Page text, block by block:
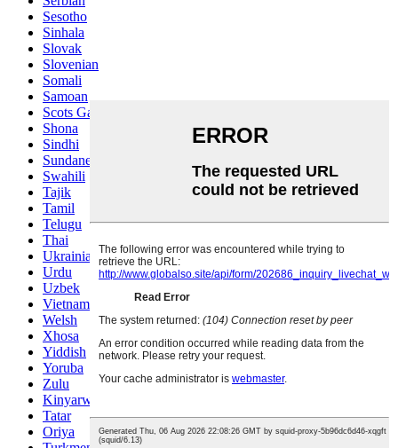
Sesotho
Sinhala
Slovak
Slovenian
Somali
Samoan
Scots Gaelic
Shona
Sindhi
Sundanese
Swahili
Tajik
Tamil
Telugu
Thai
Ukrainian
Urdu
Uzbek
Vietnamese
Welsh
Xhosa
Yiddish
Yoruba
Zulu
Kinyarwanda
Tatar
Oriya